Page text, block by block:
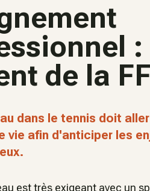
:
de la
dans le tennis doit
vie afin d'anticiper les
est très exigeant avec un